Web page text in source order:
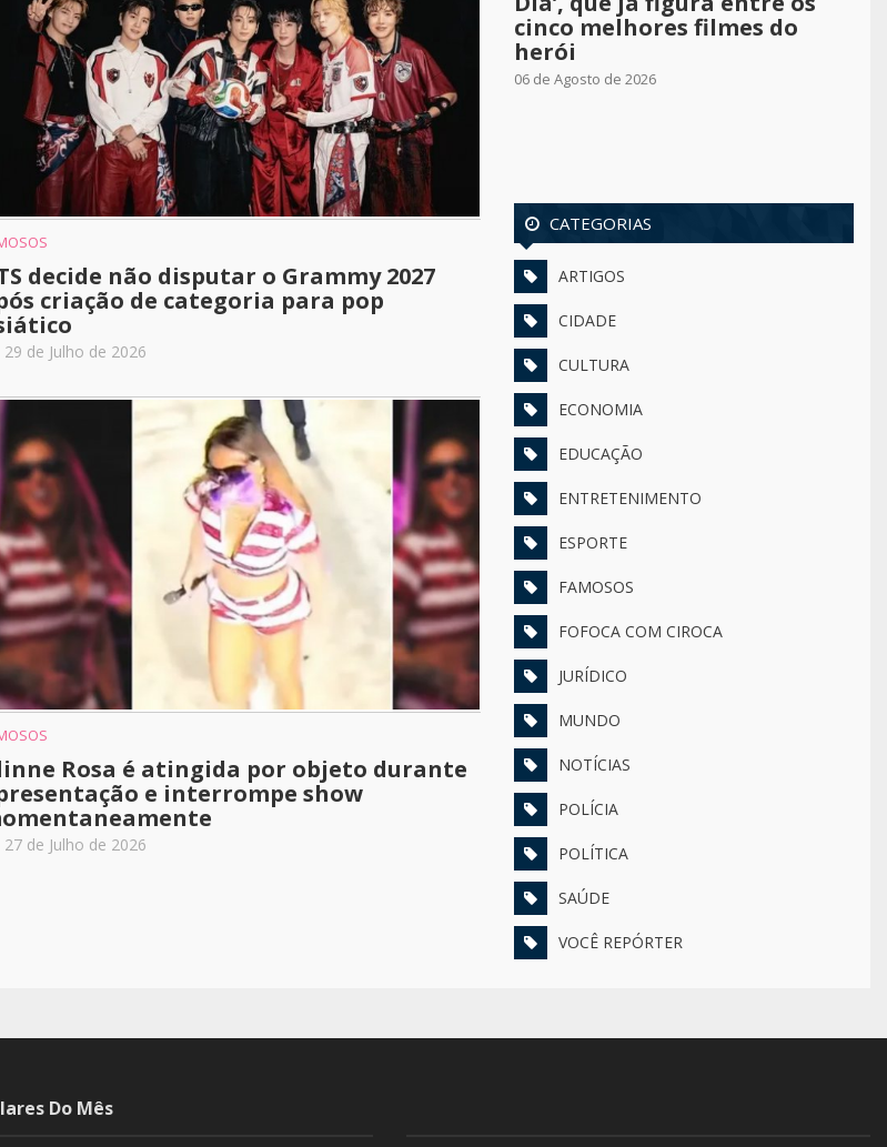
decide não disputar o Grammy 2027
criação de categoria para pop
29 de Julho de 2026
Rosa é atingida por objeto durante
e interrompe show
27 de Julho de 2026
cinco melhores filmes do
herói
06 de Agosto de 2026
CATEGORIAS
ARTIGOS
CIDADE
CULTURA
ECONOMIA
EDUCAÇÃO
ENTRETENIMENTO
ESPORTE
FAMOSOS
FOFOCA COM CIROCA
JURÍDICO
MUNDO
NOTÍCIAS
POLÍCIA
POLÍTICA
SAÚDE
VOCÊ REPÓRTER
Do Mês